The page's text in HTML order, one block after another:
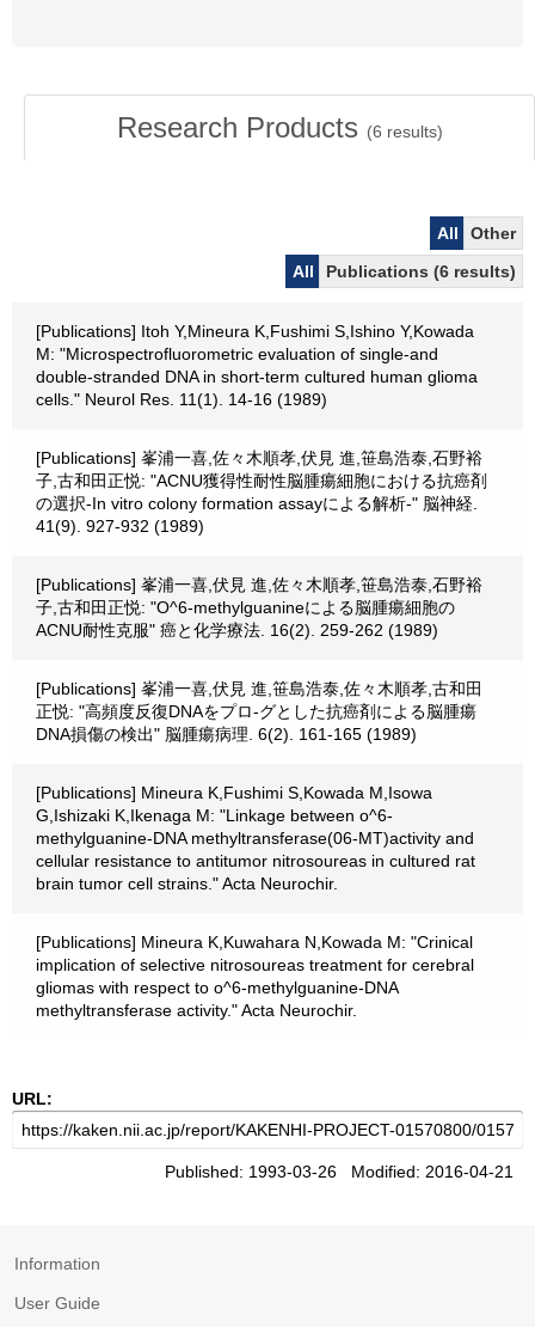
Research Products (6 results)
All
Other
All
Publications (6 results)
[Publications] Itoh Y,Mineura K,Fushimi S,Ishino Y,Kowada
M: "Microspectrofluorometric evaluation of single-and
double-stranded DNA in short-term cultured human glioma
cells." Neurol Res. 11(1). 14-16 (1989)
[Publications] 峯浦一喜,佐々木順孝,伏見 進,笹島浩泰,石野裕
子,古和田正悦: "ACNU獲得性耐性脳腫瘍細胞における抗癌剤
の選択-In vitro colony formation assayによる解析-" 脳神経.
41(9). 927-932 (1989)
[Publications] 峯浦一喜,伏見 進,佐々木順孝,笹島浩泰,石野裕
子,古和田正悦: "O^6-methylguanineによる脳腫瘍細胞の
ACNU耐性克服" 癌と化学療法. 16(2). 259-262 (1989)
[Publications] 峯浦一喜,伏見 進,笹島浩泰,佐々木順孝,古和田
正悦: "高頻度反復DNAをプロ-グとした抗癌剤による脳腫瘍
DNA損傷の検出" 脳腫瘍病理. 6(2). 161-165 (1989)
[Publications] Mineura K,Fushimi S,Kowada M,Isowa
G,Ishizaki K,Ikenaga M: "Linkage between o^6-
methylguanine-DNA methyltransferase(06-MT)activity and
cellular resistance to antitumor nitrosoureas in cultured rat
brain tumor cell strains." Acta Neurochir.
[Publications] Mineura K,Kuwahara N,Kowada M: "Crinical
implication of selective nitrosoureas treatment for cerebral
gliomas with respect to o^6-methylguanine-DNA
methyltransferase activity." Acta Neurochir.
URL:
Published: 1993-03-26 Modified: 2016-04-21
Information
User Guide